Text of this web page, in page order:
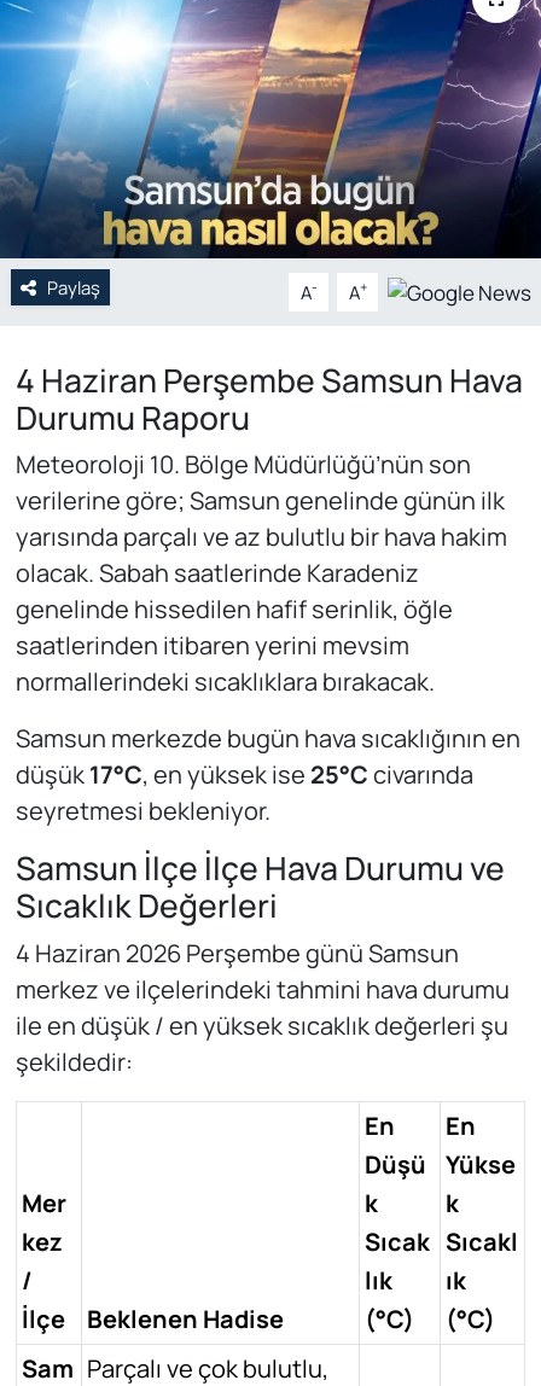
Paylaş A- A+
4 Haziran Perşembe Samsun Hava
Durumu Raporu
Meteoroloji 10. Bölge Müdürlüğü’nün son
verilerine göre; Samsun genelinde günün ilk
yarısında parçalı ve az bulutlu bir hava hakim
olacak. Sabah saatlerinde Karadeniz
genelinde hissedilen hafif serinlik, öğle
saatlerinden itibaren yerini mevsim
normallerindeki sıcaklıklara bırakacak.
Samsun merkezde bugün hava sıcaklığının en
düşük17°C, en yüksek ise 25°Ccivarında
seyretmesi bekleniyor.
Samsun İlçe İlçe Hava Durumu ve
Sıcaklık Değerleri
4 Haziran 2026 Perşembe günü Samsun
merkez ve ilçelerindeki tahmini hava durumu
ile en düşük / en yüksek sıcaklık değerleri şu
şekildedir:
Mer
kez
/
İlçe
Beklenen Hadise
En
Düşü
k
Sıcak
lık
(°C)
En
Yükse
k
Sıcakl
ık
(°C)
Sam Parçalı ve çok bulutlu,
Siyaset
Spor
Web Tv
Yerel